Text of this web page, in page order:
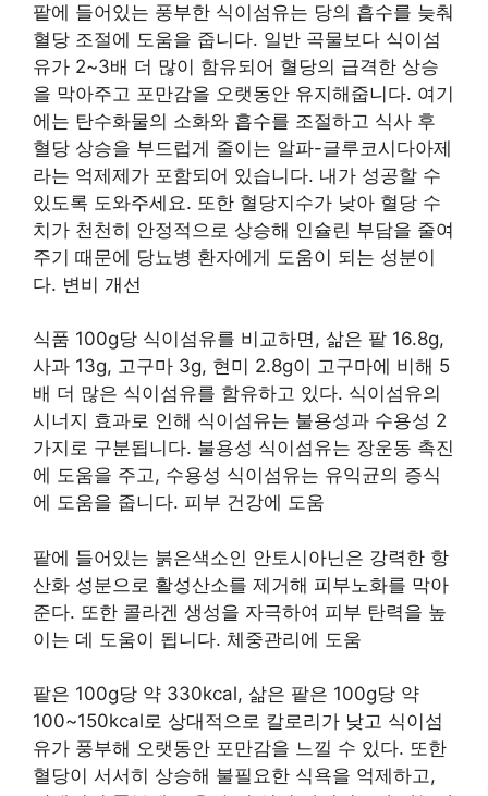
팥에 들어있는 풍부한 식이섬유는 당의 흡수를 늦춰
혈당 조절에 도움을 줍니다. 일반 곡물보다 식이섬
유가 2~3배 더 많이 함유되어 혈당의 급격한 상승
을 막아주고 포만감을 오랫동안 유지해줍니다. 여기
에는 탄수화물의 소화와 흡수를 조절하고 식사 후
혈당 상승을 부드럽게 줄이는 알파-글루코시다아제
라는 억제제가 포함되어 있습니다. 내가 성공할 수
있도록 도와주세요. 또한 혈당지수가 낮아 혈당 수
치가 천천히 안정적으로 상승해 인슐린 부담을 줄여
주기 때문에 당뇨병 환자에게 도움이 되는 성분이
다. 변비 개선
식품 100g당 식이섬유를 비교하면, 삶은 팥 16.8g,
사과 13g, 고구마 3g, 현미 2.8g이 고구마에 비해 5
배 더 많은 식이섬유를 함유하고 있다. 식이섬유의
시너지 효과로 인해 식이섬유는 불용성과 수용성 2
가지로 구분됩니다. 불용성 식이섬유는 장운동 촉진
에 도움을 주고, 수용성 식이섬유는 유익균의 증식
에 도움을 줍니다. 피부 건강에 도움
팥에 들어있는 붉은색소인 안토시아닌은 강력한 항
산화 성분으로 활성산소를 제거해 피부노화를 막아
준다. 또한 콜라겐 생성을 자극하여 피부 탄력을 높
이는 데 도움이 됩니다. 체중관리에 도움
팥은 100g당 약 330kcal, 삶은 팥은 100g당 약
100~150kcal로 상대적으로 칼로리가 낮고 식이섬
유가 풍부해 오랫동안 포만감을 느낄 수 있다. 또한
혈당이 서서히 상승해 불필요한 식욕을 억제하고,